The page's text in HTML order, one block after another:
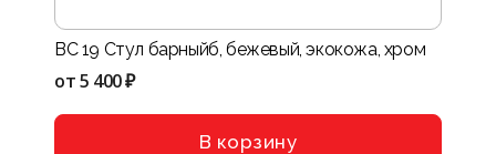
BC 19 Стул барныйб, бежевый, экокожа, хром
от5 400 ₽
В корзину